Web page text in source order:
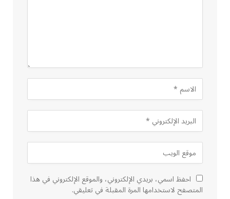
احفظ اسمي، بريدي الإلكتروني، والموقع الإلكتروني في هذا
المتصفح لاستخدامها المرة المقبلة في تعليقي.